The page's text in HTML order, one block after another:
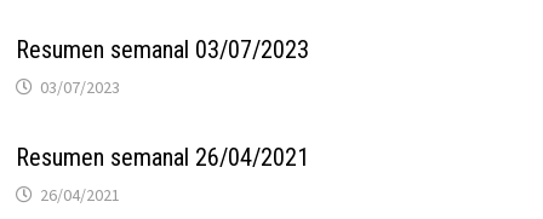
Resumen semanal 03/07/2023
03/07/2023
Resumen semanal 26/04/2021
26/04/2021